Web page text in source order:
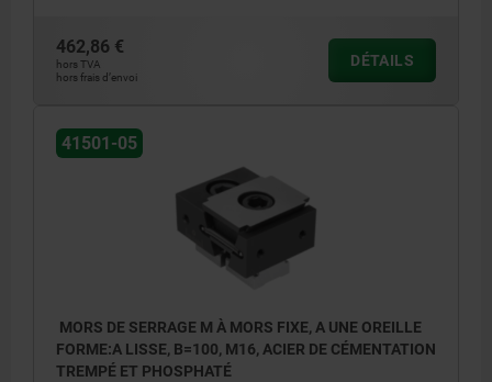
462,86 €
hors TVA
hors frais d’envoi
DÉTAILS
41501-05
MORS DE SERRAGE M À MORS FIXE, A UNE OREILLE
FORME:A LISSE, B=100, M16, ACIER DE CÉMENTATION
TREMPÉ ET PHOSPHATÉ